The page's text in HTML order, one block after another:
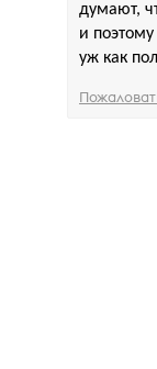
думают,
и
уж как